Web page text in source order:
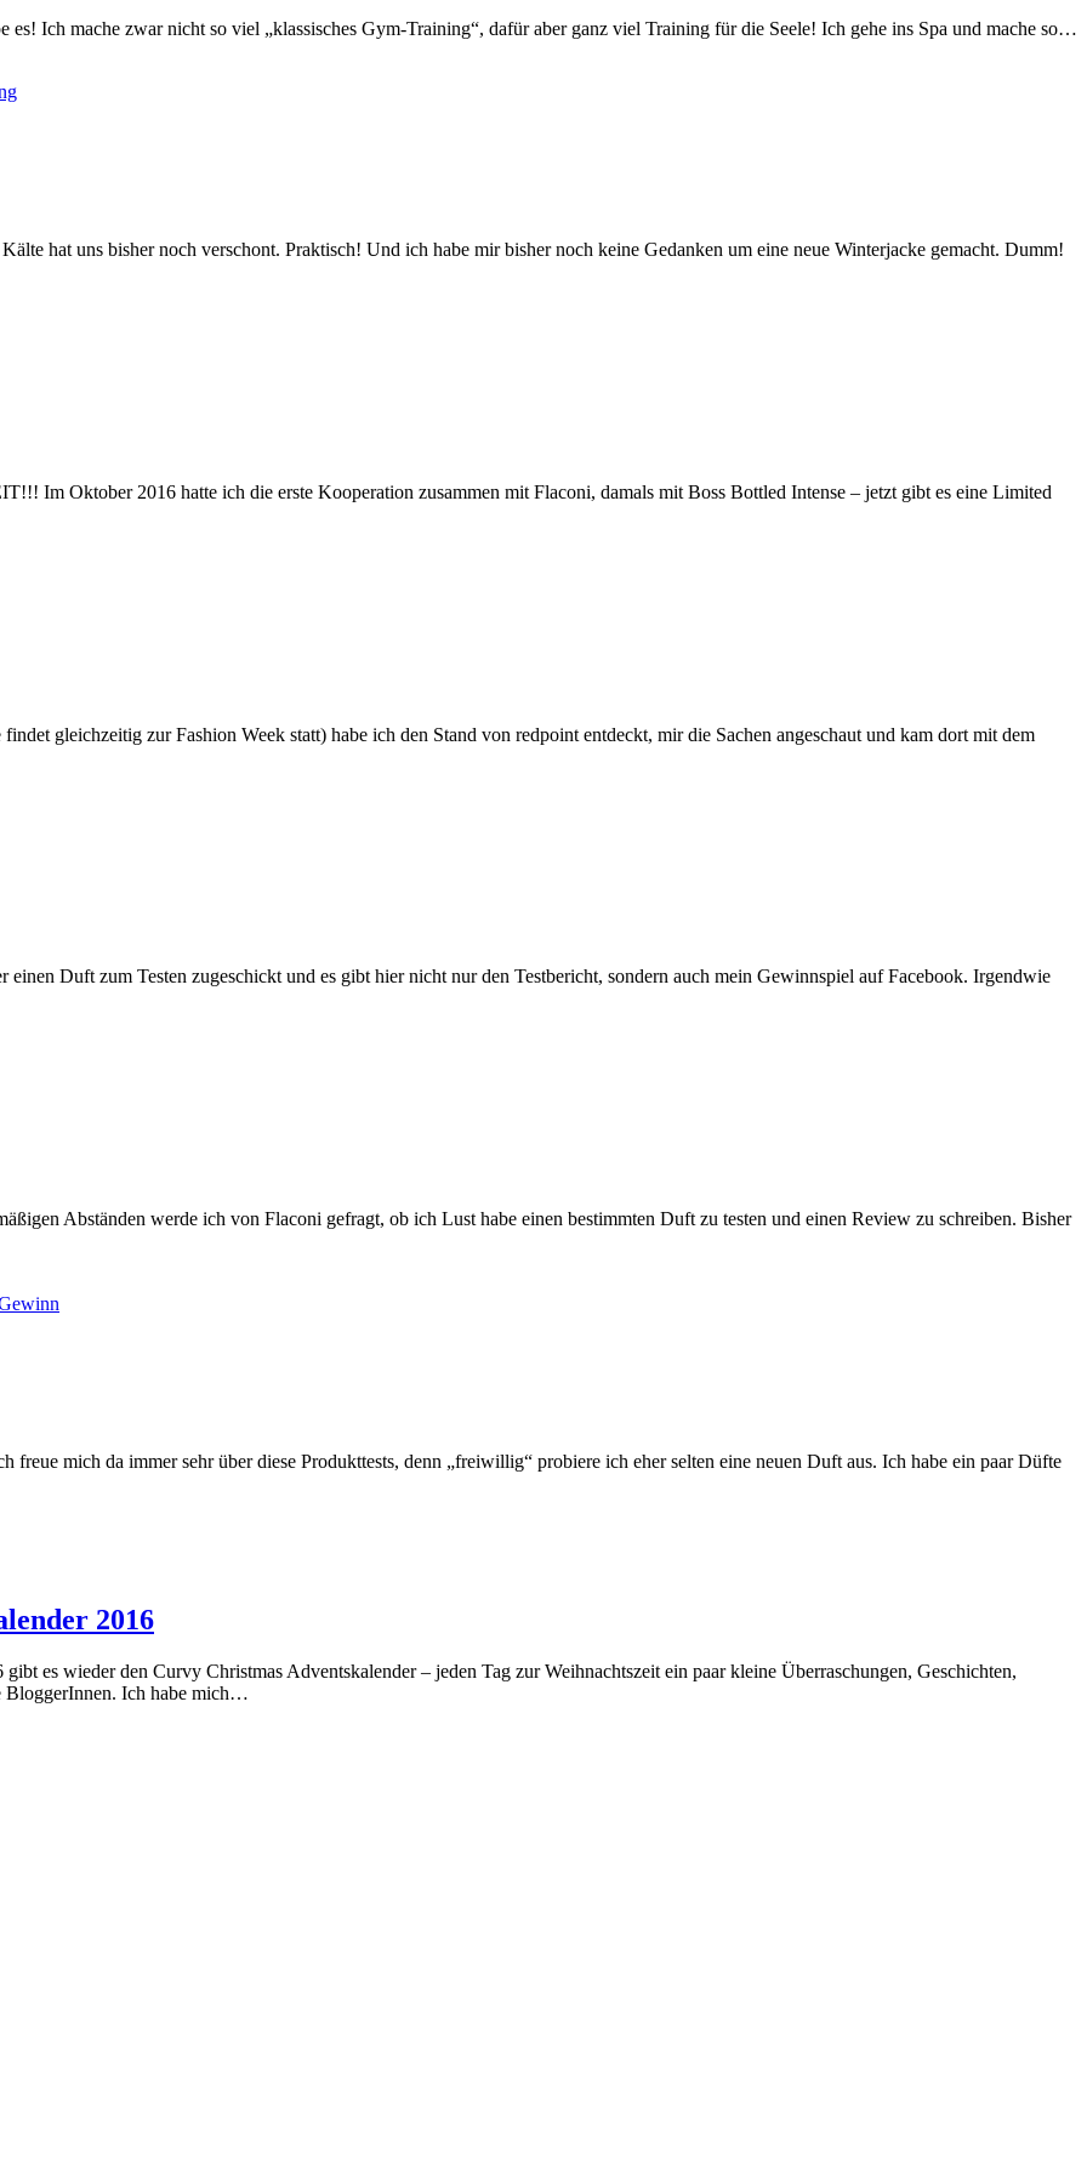
Ich mache zwar nicht so viel „klassisches Gym-Training“, dafür aber ganz viel Training für die Seele! Ich gehe ins Spa und mache so…
hat uns bisher noch verschont. Praktisch! Und ich habe mir bisher noch keine Gedanken um eine neue Winterjacke gemacht. Dumm!
Im Oktober 2016 hatte ich die erste Kooperation zusammen mit Flaconi, damals mit Boss Bottled Intense – jetzt gibt es eine Limited
gleichzeitig zur Fashion Week statt) habe ich den Stand von redpoint entdeckt, mir die Sachen angeschaut und kam dort mit dem
Duft zum Testen zugeschickt und es gibt hier nicht nur den Testbericht, sondern auch mein Gewinnspiel auf Facebook. Irgendwie
Abständen werde ich von Flaconi gefragt, ob ich Lust habe einen bestimmten Duft zu testen und einen Review zu schreiben. Bisher
mich da immer sehr über diese Produkttests, denn „freiwillig“ probiere ich eher selten eine neuen Duft aus. Ich habe ein paar Düfte
2016
es wieder den Curvy Christmas Adventskalender – jeden Tag zur Weihnachtszeit ein paar kleine Überraschungen, Geschichten,
BloggerInnen. Ich habe mich…